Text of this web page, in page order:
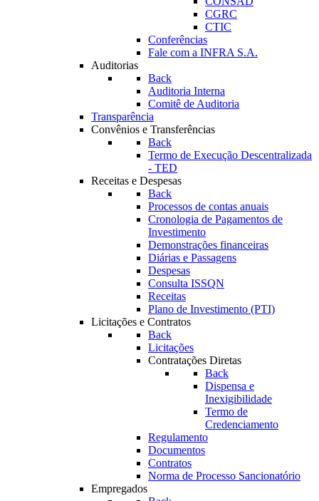
CGRC
CTIC
Conferências
Fale com a INFRA S.A.
Auditorias
Back
Auditoria Interna
Comitê de Auditoria
Transparência
Convênios e Transferências
Back
Termo de Execução Descentralizada
- TED
Receitas e Despesas
Back
Processos de contas anuais
Cronologia de Pagamentos de
Investimento
Demonstrações financeiras
Diárias e Passagens
Despesas
Consulta ISSQN
Receitas
Plano de Investimento (PTI)
Licitações e Contratos
Back
Licitações
Contratações Diretas
Back
Dispensa e
Inexigibilidade
Termo de
Credenciamento
Regulamento
Documentos
Contratos
Norma de Processo Sancionatório
Empregados